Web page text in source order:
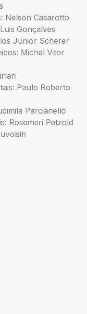
Nelson Casarotto
Gonçalves
Junior Scherer
Michel Vitor
Paulo Roberto
Parcianello
Rosemeri Petzold